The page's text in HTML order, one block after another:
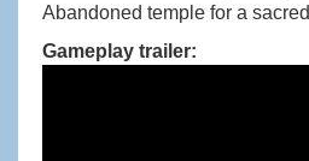
Abandoned temple for a
Gameplay trailer: